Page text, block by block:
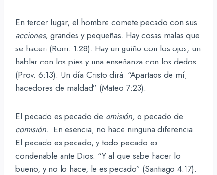
En tercer lugar, el hombre comete pecado con sus
acciones, grandes y pequeñas. Hay cosas malas que
se hacen (Rom. 1:28). Hay un guiño con los ojos, un
hablar con los pies y una enseñanza con los dedos
(Prov. 6:13). Un día Cristo dirá: “Apartaos de mí,
hacedores de maldad” (Mateo 7:23).
El pecado es pecado de omisión, o pecado de
comisión. En esencia, no hace ninguna diferencia.
El pecado es pecado, y todo pecado es
condenable ante Dios. “Y al que sabe hacer lo
bueno, y no lo hace, le es pecado” (Santiago 4:17).